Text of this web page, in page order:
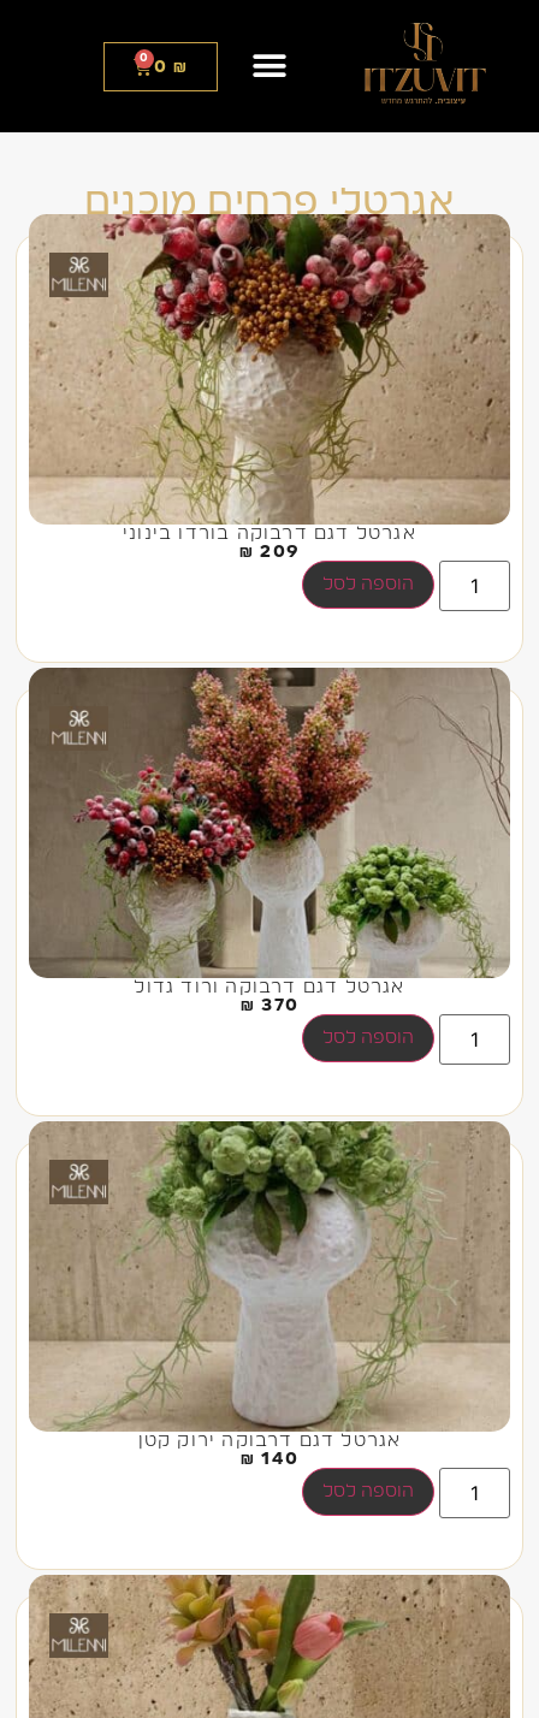
0₪
0
אגרטלי פרחים מוכנים
אגרטל דגם דרבוקה בורדו בינוני
209
₪
הוספה לסל
אגרטל דגם דרבוקה ורוד גדול
370
₪
הוספה לסל
אגרטל דגם דרבוקה ירוק קטן
140
₪
הוספה לסל